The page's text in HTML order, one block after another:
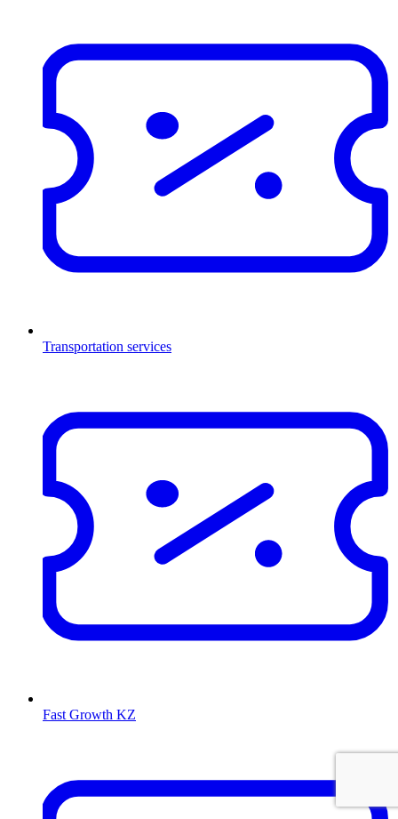
Transportation services
Fast Growth KZ